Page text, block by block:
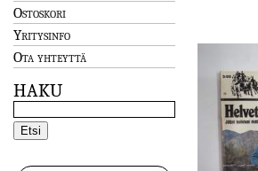
Ostoskori
Yritysinfo
Ota yhteyttä
HAKU